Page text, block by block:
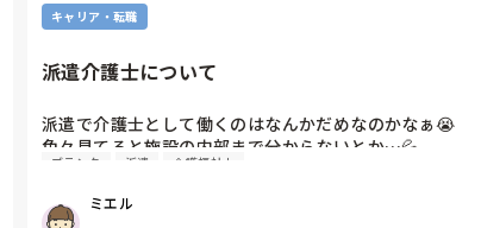
この業界、他業種に比べて派遣にキビシイ所も少なくない
雰囲気悪そうなら契約満了時で一旦お休みして筋力やヨガ
の単発バイトがあれば体調に合わせてやってみるとか。直
雇用にもつながりやすいですよ。
キャリア・転職
派遣介護士について
派遣で介護士として働くのはなんかだめなのかなぁ😭
色々見てると施設の内部まで分からないとか…💦
派遣で働いてある程度技術あげてから社員に戻ろうと思
ってるんだけどね💦💦
ブランク 派遣 介護福祉士
ミエル